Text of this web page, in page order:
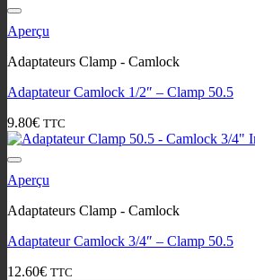
Aperçu
Adaptateurs Clamp - Camlock
Adaptateur Camlock 1/2″ – Clamp 50.5
9.80€ TTC
Aperçu
Adaptateurs Clamp - Camlock
Adaptateur Camlock 3/4″ – Clamp 50.5
12.60€ TTC